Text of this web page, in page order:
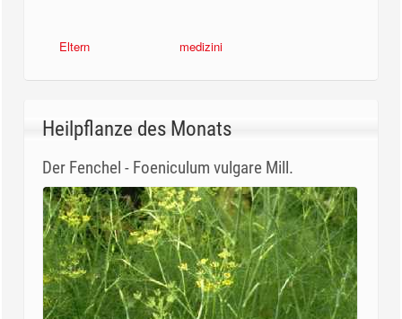
Eltern medizini
Heilpflanze des Monats
Der Fenchel - Foeniculum vulgare Mill.